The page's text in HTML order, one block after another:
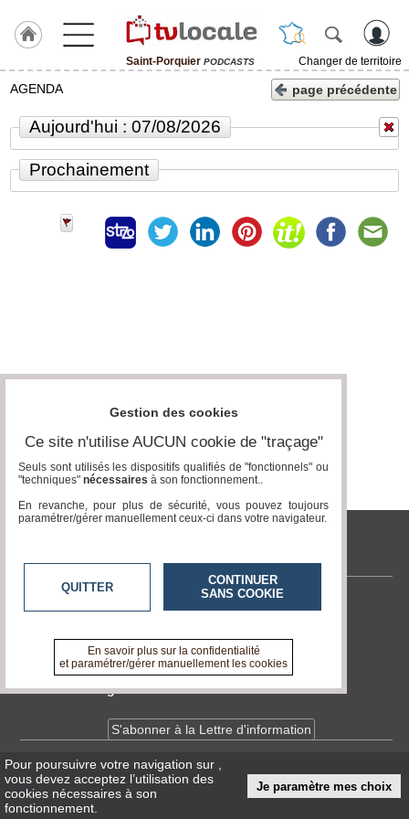
Saint-Porquier PODCASTS
Changer de territoire
J'adhère
ACCUEIL
Saint-
Porquier
du
groupe
Blogs
Inscription
AGENDA page précédente
Aujourd'hui : 07/08/2026
Prochainement
tvlocale.fr
Contactez-nous
A propos de tvlocale.fr
Devenir délégué
S'abonner à la Lettre d'information
InfosCNIL/RGPD
Conditions Générales d'Utilisation
Pour poursuivre votre navigation sur
vous devez acceptez l’utilisation des
cookies nécessaires à son
fonctionnement.
Je paramètre mes choix
Gestion des cookies
Ce site n'utilise AUCUN cookie de "traçage"
Seuls sont utilisés les dispositifs qualifiés de "fonctionnels" ou
"techniques" nécessaires à son fonctionnement..
En revanche, pour plus de sécurité, vous pouvez toujours
paramétrer/gérer manuellement ceux-ci dans votre navigateur.
QUITTER
CONTINUER
SANS COOKIE
En savoir plus sur la confidentialité
et paramétrer/gérer manuellement les cookies